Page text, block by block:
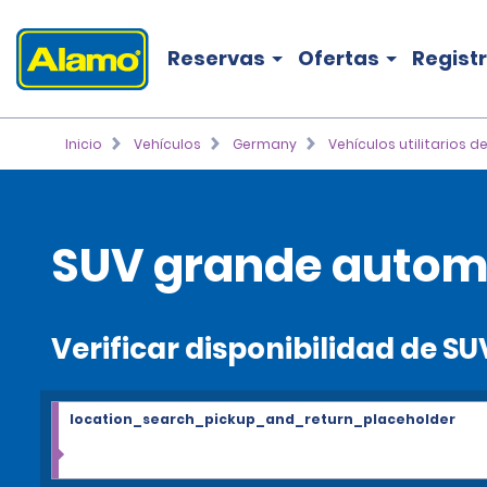
Reservas Ofertas
Inicio Vehículos Germany Vehículos utilitarios
SUV grande
Verificar disponibilidad de
location_search_pickup_and_return_placeholder